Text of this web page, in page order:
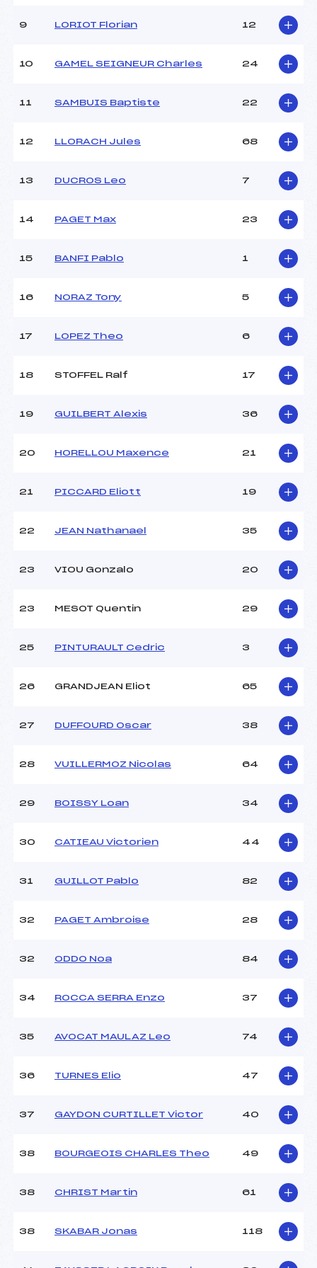
Météo :
Nombre de portes :
37
Traceur :
GRAVES (FRA)
BAILLET (FRA)
AVOCAT MAULAZ (FRA)
Ouvreurs C :
PETITTI (FRA)
Ouvreurs E :
Pénalité appliquée :
35.2300
9 LORIOT Florian 12
10 GAMEL SEIGNEUR Charles 24
11 SAMBUIS Baptiste 22
12 LLORACH Jules 68
13 DUCROS Leo 7
14 PAGET Max 23
15 BANFI Pablo 1
16 NORAZ Tony 5
17 LOPEZ Theo 6
18 STOFFEL Ralf 17
19 GUILBERT Alexis 36
20 HORELLOU Maxence 21
21 PICCARD Eliott 19
22 JEAN Nathanael 35
23 VIOU Gonzalo 20
23 MESOT Quentin 29
25 PINTURAULT Cedric 3
26 GRANDJEAN Eliot 65
27 DUFFOURD Oscar 38
28 VUILLERMOZ Nicolas 64
29 BOISSY Loan 34
30 CATIEAU Victorien 44
31 GUILLOT Pablo 82
32 PAGET Ambroise 28
32 ODDO Noa 84
34 ROCCA SERRA Enzo 37
35 AVOCAT MAULAZ Leo 74
36 TURNES Elio 47
37 GAYDON CURTILLET Victor 40
38 BOURGEOIS CHARLES Theo 49
38 CHRIST Martin 61
38 SKABAR Jonas 118